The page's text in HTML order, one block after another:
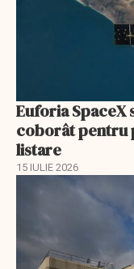
Euforia SpaceX
coborât pentru
listare
15 IULIE 2026